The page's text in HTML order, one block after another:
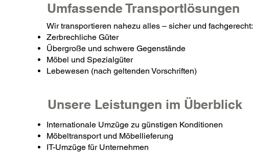
Umfassende Transportlösungen
Wir transportieren nahezu alles – sicher und fachgerecht:
Zerbrechliche Güter
Übergroße und schwere Gegenstände
Möbel und Spezialgüter
Lebewesen (nach geltenden Vorschriften)
Unsere Leistungen im Überblick
Internationale Umzüge zu günstigen Konditionen
Möbeltransport und Möbellieferung
IT-Umzüge für Unternehmen